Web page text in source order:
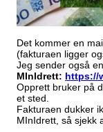
Det kommer en
(fakturaen ligger
Jeg sender også
MInIdrett: https://
Opprett bruker på
et sted.
Fakturaen dukker
MInIdrett, så sjekk